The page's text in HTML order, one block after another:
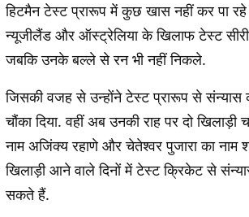
हिटमैन टेस्ट प्रारूप में कुछ खास नहीं कर पा रहे
न्यूजीलैंड और ऑस्ट्रेलिया के खिलाफ टेस्ट
जबकि उनके बल्ले से रन भी नहीं निकले.
जिसकी वजह से उन्होंने टेस्ट प्रारूप से संन्यास
चौंका दिया. वहीं अब उनकी राह पर दो
नाम अजिंक्य रहाणे और चेतेश्वर पुजारा का नाम
खिलाड़ी आने वाले दिनों में टेस्ट क्रिकेट से
सकते हैं.